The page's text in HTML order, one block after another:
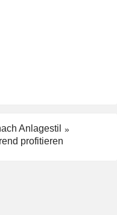
Anlagestil
profitieren